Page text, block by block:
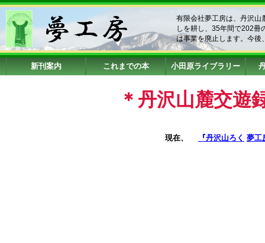
有限会社夢工房は、丹沢山
しを耕し、35年間で202冊
は事業を廃止します。今後
新刊案内 これまでの本 小田原ライブラリー
＊丹沢山麓交遊
現在、 『丹沢山ろく 夢工